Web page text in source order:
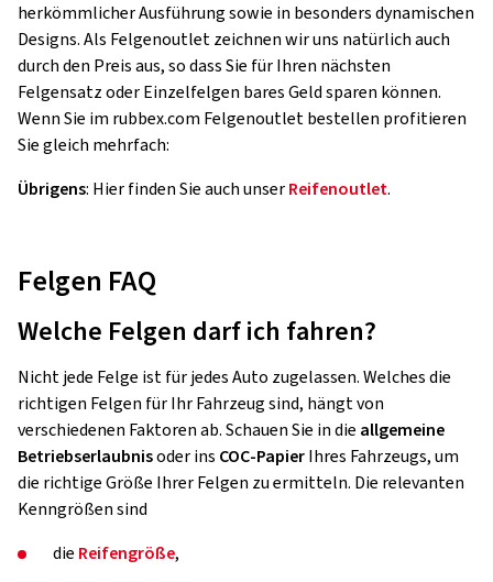
herkömmlicher Ausführung sowie in besonders dynamischen
Designs. Als Felgenoutlet zeichnen wir uns natürlich auch
durch den Preis aus, so dass Sie für Ihren nächsten
Felgensatz oder Einzelfelgen bares Geld sparen können.
Wenn Sie im rubbex.com Felgenoutlet bestellen profitieren
Sie gleich mehrfach:
Übrigens: Hier finden Sie auch unserReifenoutlet.
Felgen FAQ
Welche Felgen darf ich fahren?
Nicht jede Felge ist für jedes Auto zugelassen. Welches die
richtigen Felgen für Ihr Fahrzeug sind, hängt von
verschiedenen Faktoren ab. Schauen Sie in die allgemeine
Betriebserlaubnisoder ins COC-PapierIhres Fahrzeugs, um
die richtige Größe Ihrer Felgen zu ermitteln. Die relevanten
Kenngrößen sind
die Reifengröße,